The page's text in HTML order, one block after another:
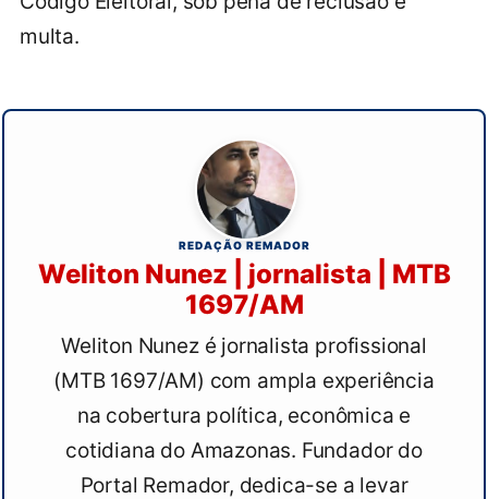
multa.
REDAÇÃO REMADOR
Weliton Nunez | jornalista | MTB
1697/AM
Weliton Nunez é jornalista profissional
(MTB 1697/AM) com ampla experiência
na cobertura política, econômica e
cotidiana do Amazonas. Fundador do
Portal Remador, dedica-se a levar